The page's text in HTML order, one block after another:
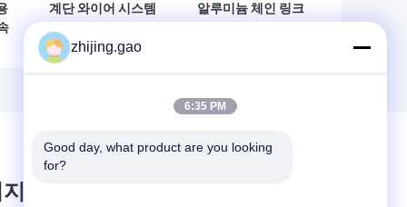
계단 와이어 시스템
이어 망
알루미늄 체인 링크
를 남겨주세요
zhijing.gao
6:35 PM
Good day, what product are you looking
for?